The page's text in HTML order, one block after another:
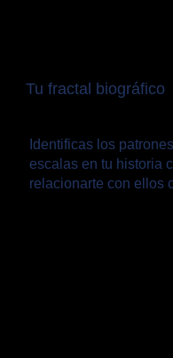
Tu fractal biográfico
Identificas los
escalas en tu historia
relacionarte con ellos